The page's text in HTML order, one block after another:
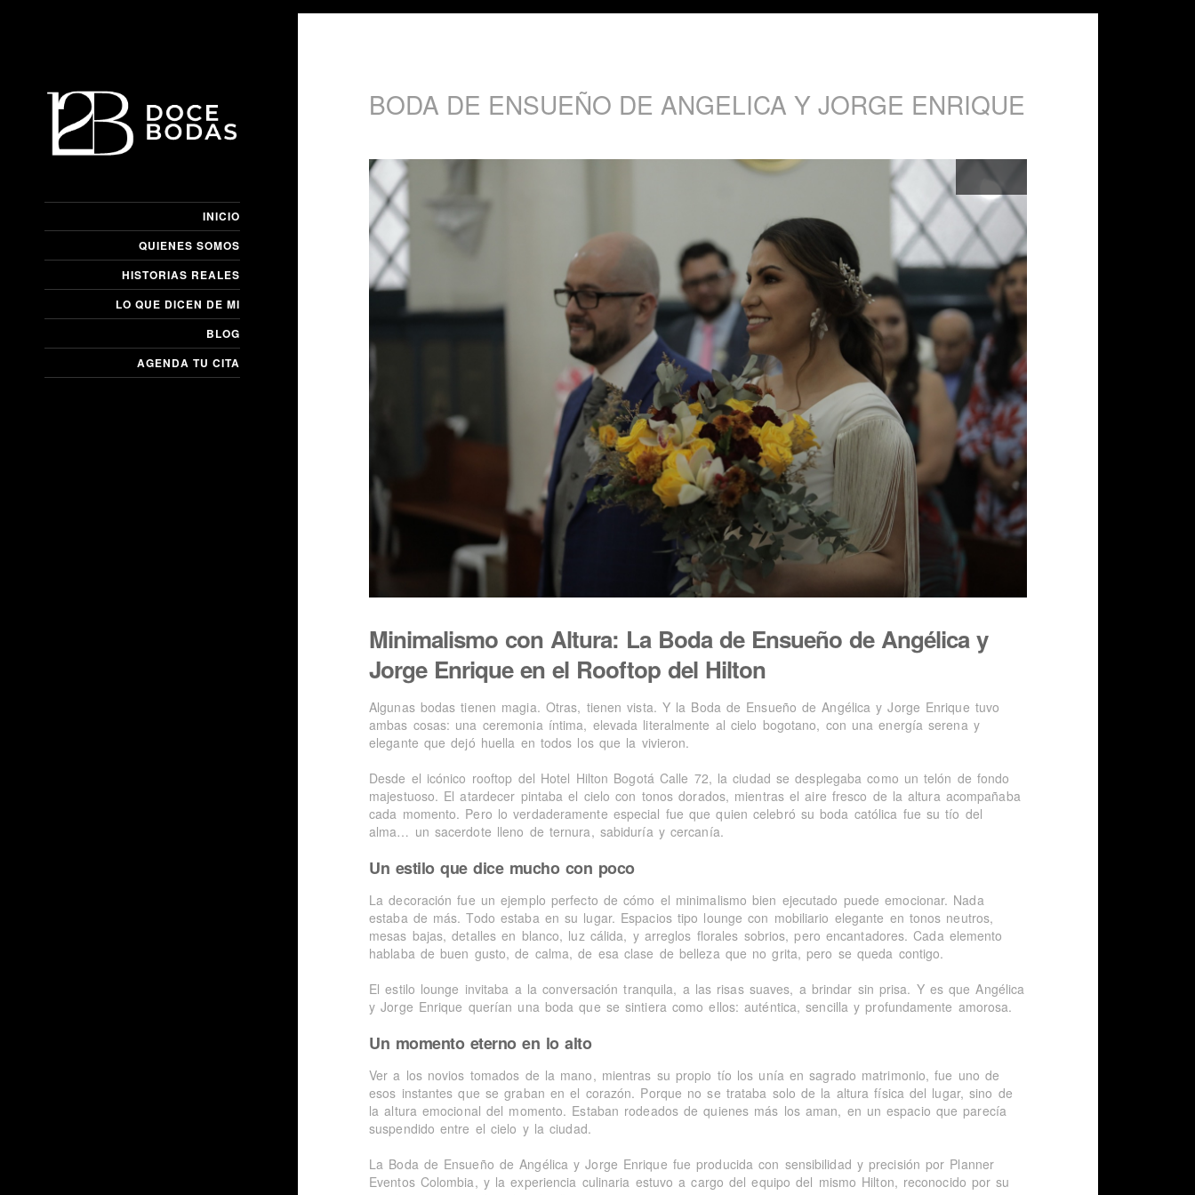
INICIO
QUIENES SOMOS
HISTORIAS REALES
LO QUE DICEN DE MI
BLOG
AGENDA TU CITA
BODA DE ENSUEÑO DE ANGELICA Y JORGE ENRIQUE
Minimalismo con Altura: La Boda de Ensueño de Angélica y
Jorge Enrique en el Rooftop del Hilton
Algunas bodas tienen magia. Otras, tienen vista. Y la Boda de Ensueño de Angélica y Jorge Enrique tuvo
ambas cosas: una ceremonia íntima, elevada literalmente al cielo bogotano, con una energía serena y
elegante que dejó huella en todos los que la vivieron.
Desde el icónico rooftop del Hotel Hilton Bogotá Calle 72, la ciudad se desplegaba como un telón de fondo
majestuoso. El atardecer pintaba el cielo con tonos dorados, mientras el aire fresco de la altura acompañaba
cada momento. Pero lo verdaderamente especial fue que quien celebró su boda católica fue su tío del
alma… un sacerdote lleno de ternura, sabiduría y cercanía.
Un estilo que dice mucho con poco
La decoración fue un ejemplo perfecto de cómo el minimalismo bien ejecutado puede emocionar. Nada
estaba de más. Todo estaba en su lugar. Espacios tipo lounge con mobiliario elegante en tonos neutros,
mesas bajas, detalles en blanco, luz cálida, y arreglos florales sobrios, pero encantadores. Cada elemento
hablaba de buen gusto, de calma, de esa clase de belleza que no grita, pero se queda contigo.
El estilo lounge invitaba a la conversación tranquila, a las risas suaves, a brindar sin prisa. Y es que Angélica
y Jorge Enrique querían una boda que se sintiera como ellos: auténtica, sencilla y profundamente amorosa.
Un momento eterno en lo alto
Ver a los novios tomados de la mano, mientras su propio tío los unía en sagrado matrimonio, fue uno de
esos instantes que se graban en el corazón. Porque no se trataba solo de la altura física del lugar, sino de
la altura emocional del momento. Estaban rodeados de quienes más los aman, en un espacio que parecía
suspendido entre el cielo y la ciudad.
La Boda de Ensueño de Angélica y Jorge Enrique fue producida con sensibilidad y precisión por Planner
Eventos Colombia, y la experiencia culinaria estuvo a cargo del equipo del mismo Hilton, reconocido por su